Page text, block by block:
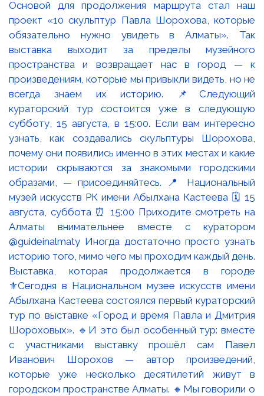
Выставка, которая продолжается в городе
⚜️Сегодня в Национальном музее искусств имени
Абылхана Кастеева состоялся первый кураторский
тур по выставке «Город и время Павла и Дмитрия
Шороховых». 🔹И это был особенный тур: вместе
с участниками выставку прошёл сам Павел
Иванович Шорохов — автор произведений,
которые уже несколько десятилетий живут в
городском пространстве Алматы. 🔸Мы говорили о